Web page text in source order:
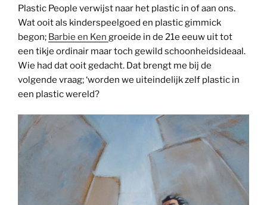
Plastic People verwijst naar het plastic in of aan ons.
Wat ooit als kinderspeelgoed en plastic gimmick
begon; Barbie en Ken groeide in de 21e eeuw uit tot
een tikje ordinair maar toch gewild schoonheidsideaal.
Wie had dat ooit gedacht. Dat brengt me bij de
volgende vraag; ‘worden we uiteindelijk zelf plastic in
een plastic wereld?